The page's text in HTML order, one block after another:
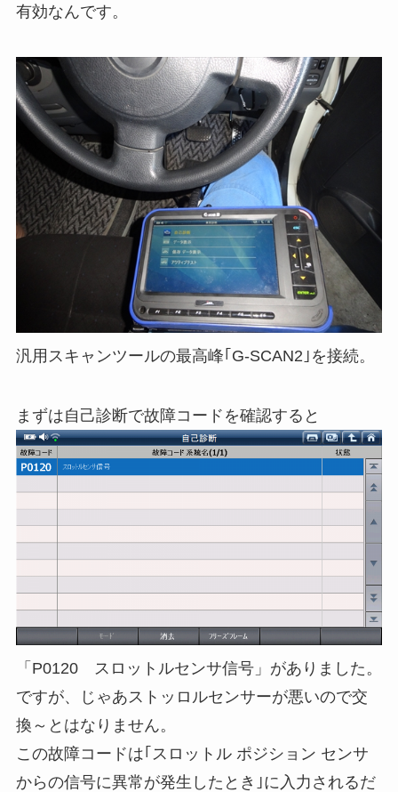
有効なんです。
汎用スキャンツールの最高峰｢G-SCAN2｣を接続。
まずは自己診断で故障コードを確認すると
「P0120 スロットルセンサ信号」がありました。
ですが、じゃあストッロルセンサーが悪いので交
換～とはなりません。
この故障コードは｢スロットル ポジション センサ
からの信号に異常が発生したとき｣に入力されるだ